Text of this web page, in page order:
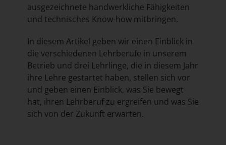
ausgezeichnete handwerkliche Fähigkeiten
und technisches Know-how mitbringen.
In diesem Artikel geben wir einen Einblick in
die verschiedenen Lehrberufe in unserem
Betrieb und drei Lehrlinge, die in diesem Jahr
ihre Lehre gestartet haben, stellen sich vor
und geben einen Einblick, was Sie bewegt
hat, ihren Lehrberuf zu ergreifen und was Sie
sich von der Zukunft erwarten.